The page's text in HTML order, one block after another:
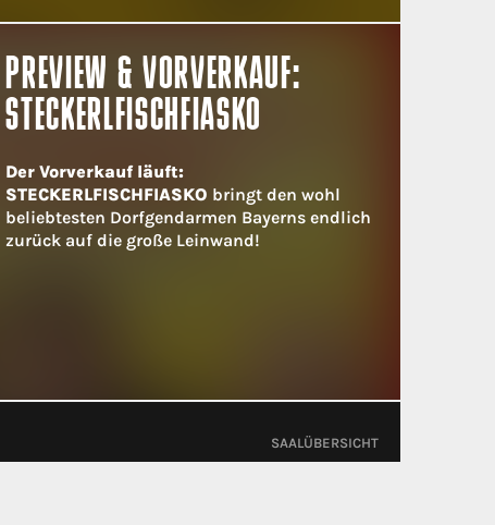
PREVIEW & VORVERKAUF:
STECKERLFISCHFIASKO
Der Vorverkauf läuft:
STECKERLFISCHFIASKO bringt den wohl
beliebtesten Dorfgendarmen Bayerns endlich
zurück auf die große Leinwand!
SAALÜBERSICHT